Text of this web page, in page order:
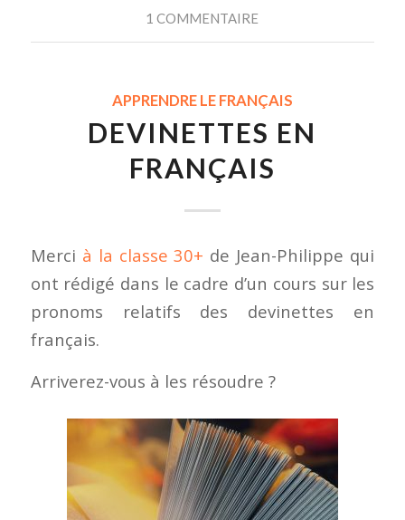
1 COMMENTAIRE
APPRENDRE LE FRANÇAIS
DEVINETTES EN
FRANÇAIS
Merci à la classe 30+ de Jean-Philippe qui
ont rédigé dans le cadre d’un cours sur les
pronoms relatifs des devinettes en
français.
Arriverez-vous à les résoudre ?